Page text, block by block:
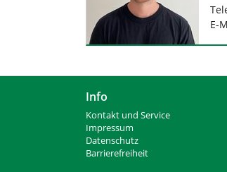
E-
Info
Kontakt und Service
Impressum
Datenschutz
Barrierefreiheit